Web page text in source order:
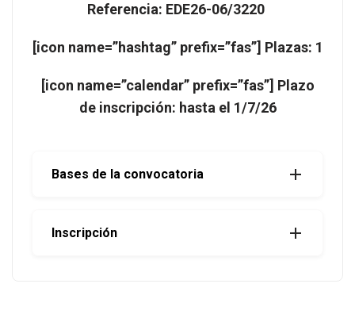
Referencia: EDE26-06/3220
[icon name=”hashtag” prefix=”fas”] Plazas: 1
[icon name=”calendar” prefix=”fas”] Plazo
de inscripción: hasta el 1/7/26
Bases de la convocatoria
Inscripción